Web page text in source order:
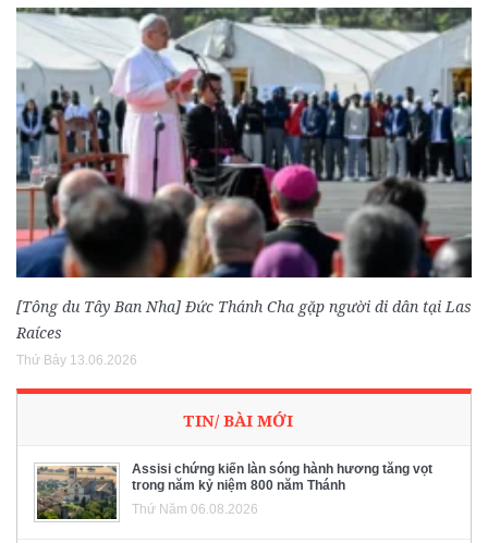
[Tông du Tây Ban Nha] Đức Thánh Cha gặp người di dân tại Las
Raíces
Thứ Bảy 13.06.2026
TIN/ BÀI MỚI
Assisi chứng kiến làn sóng hành hương tăng vọt
trong năm kỷ niệm 800 năm Thánh
Thứ Năm 06.08.2026